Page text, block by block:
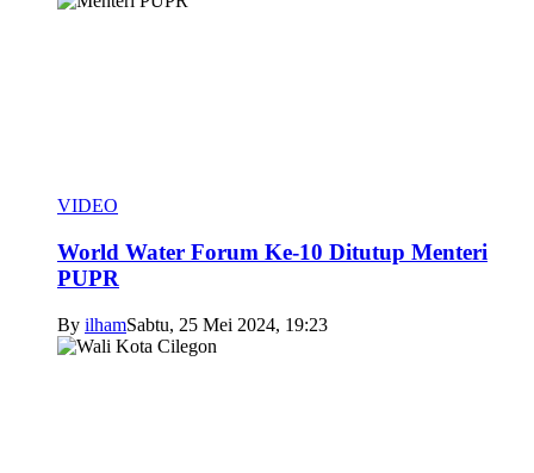
VIDEO
World Water Forum Ke-10 Ditutup Menteri
PUPR
By ilhamSabtu, 25 Mei 2024, 19:23